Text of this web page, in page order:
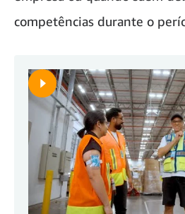
competências durante o